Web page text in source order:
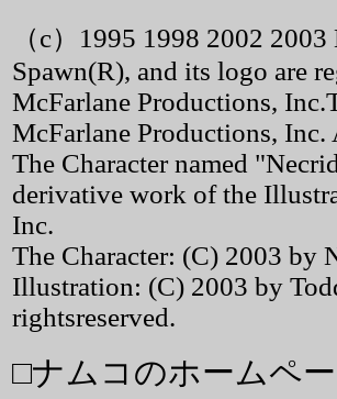
（c）1995 1998 2002
Spawn(R), and its logo are
McFarlane Productions,
McFarlane Productions,
The Character named
derivative work of the
Inc.
The Character: (C) 2003 by
Illustration: (C) 2003 by
rightsreserved.
□ナムコのホームペ